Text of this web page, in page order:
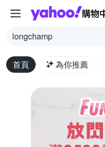
longchamp
首頁 為你推薦